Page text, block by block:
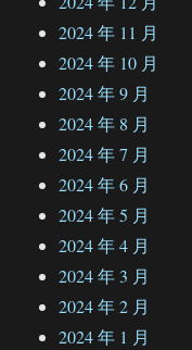
2024 年 11 月
2024 年 10 月
2024 年 9 月
2024 年 8 月
2024 年 7 月
2024 年 6 月
2024 年 5 月
2024 年 4 月
2024 年 3 月
2024 年 2 月
2024 年 1 月